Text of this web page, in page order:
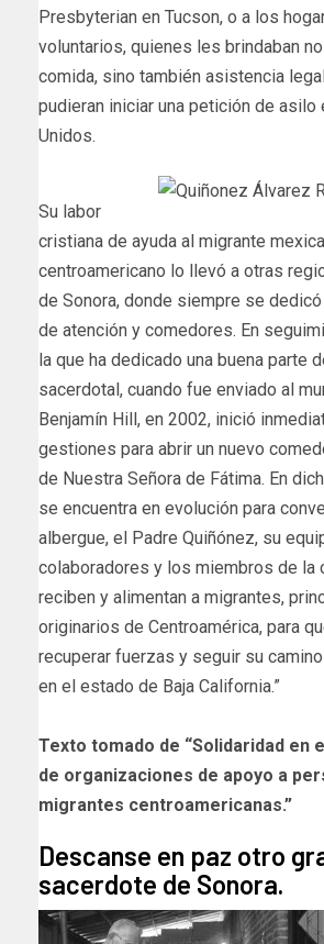
Presbyterian en Tucson, o a los
voluntarios, quienes les brindaban
comida, sino también asistencia
pudieran iniciar una petición de asilo
Unidos.
Su labor
cristiana de ayuda al migrante
centroamericano lo llevó a otras
de Sonora, donde siempre se
de atención y comedores. En
la que ha dedicado una buena parte
sacerdotal, cuando fue enviado al
Benjamín Hill, en 2002, inició
gestiones para abrir un nuevo
de Nuestra Señora de Fátima. En
se encuentra en evolución para
albergue, el Padre Quiñónez, su
colaboradores y los miembros de la
reciben y alimentan a migrantes,
originarios de Centroamérica, para
recuperar fuerzas y seguir su
en el estado de Baja California.”
Texto tomado de “Solidaridad en
de organizaciones de apoyo a
migrantes centroamericanas.”
Descanse en paz otro
sacerdote de Sonora.